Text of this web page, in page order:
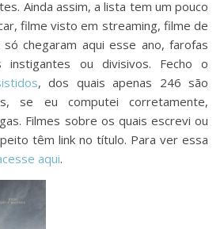
Ainda assim, a lista tem um pouco
filme visto em streaming, filme de
chegaram aqui esse ano, farofas
instigantes ou divisivos. Fecho o
, dos quais apenas 246 são
se eu computei corretamente,
Filmes sobre os quais escrevi ou
têm link no título. Para ver essa
aqui.